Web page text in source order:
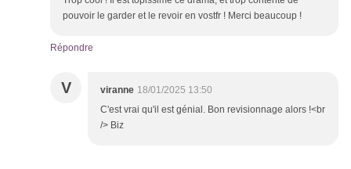
pouvoir le garder et le revoir en vostfr ! Merci beaucoup !
Répondre
V viranne 18/01/2025 13:50
C'est vrai qu'il est génial. Bon revisionnage alors !<br
/> Biz